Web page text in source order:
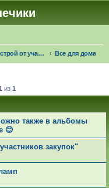
Пристрой от участников закупок Все для дома
из 1
также в альбомы
😊
закупок"